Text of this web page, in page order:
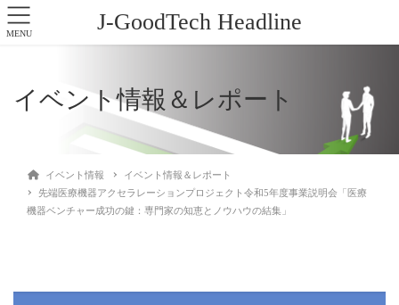
J-GoodTech Headline
イベント情報＆レポート
イベント情報
イベント情報＆レポート
先端医療機器アクセラレーションプロジェクト令和5年度事業説明会「医療
機器ベンチャー成功の鍵：専門家の知恵とノウハウの結集」
MENU